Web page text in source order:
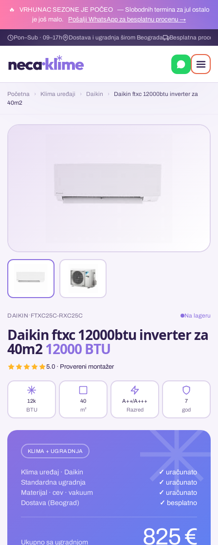
🔥 VRHUNAC SEZONE JE POČEO
— Slobodnih termina za jul ostalo
je još malo.
Pošalji WhatsApp za besplatnu procenu →
Pon–Sub · 09–17h Dostava i ugradnja širom Beograda Besplatna
Početna › Klima uređaji › Daikin ›
Daikin ftxc 12000btu inverter za
40m2
DAIKIN · FTXC25C-RXC25C Na lageru
Daikin ftxc 12000btu inverter za
40m2 12000 BTU
5.0 · Provereni montažer
12k
BTU
40
m²
A++/A+++
Razred
7
god
KLIMA + UGRADNJA
Klima uređaj · Daikin
✓ uračunato
Standardna ugradnja
✓ uračunato
Materijal · cev · vakuum
✓ uračunato
Dostava (Beograd)
✓ besplatno
Ukupno sa ugradnjom 825 €